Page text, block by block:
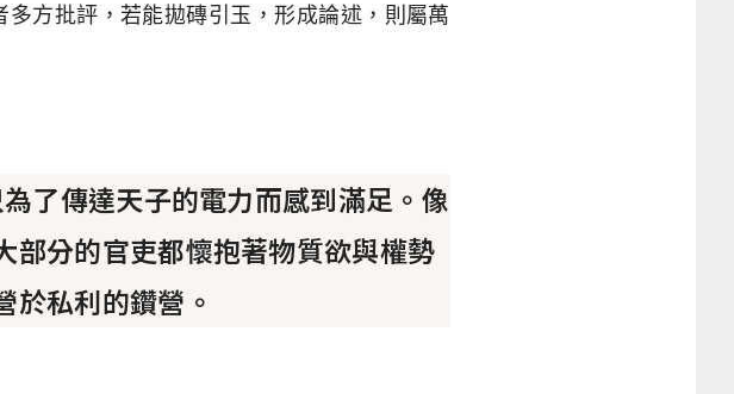
方批評，若能拋磚引玉，形成論述，則屬萬
了傳達天子的電力而感到滿足。像
部分的官吏都懷抱著物質欲與權勢
於私利的鑽營。